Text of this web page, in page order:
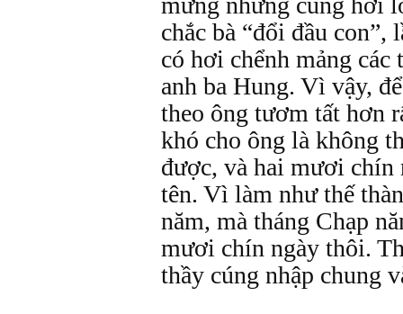
chắc bà “đổi đầu con”,
có hơi chểnh mảng
anh ba Hung. Vì vậy,
theo ông tươm tất hơn
khó cho ông là không
được, và hai mươi chín
tên. Vì làm như thế
năm, mà tháng Chạp
mươi chín ngày thôi.
thầy cúng nhập chung